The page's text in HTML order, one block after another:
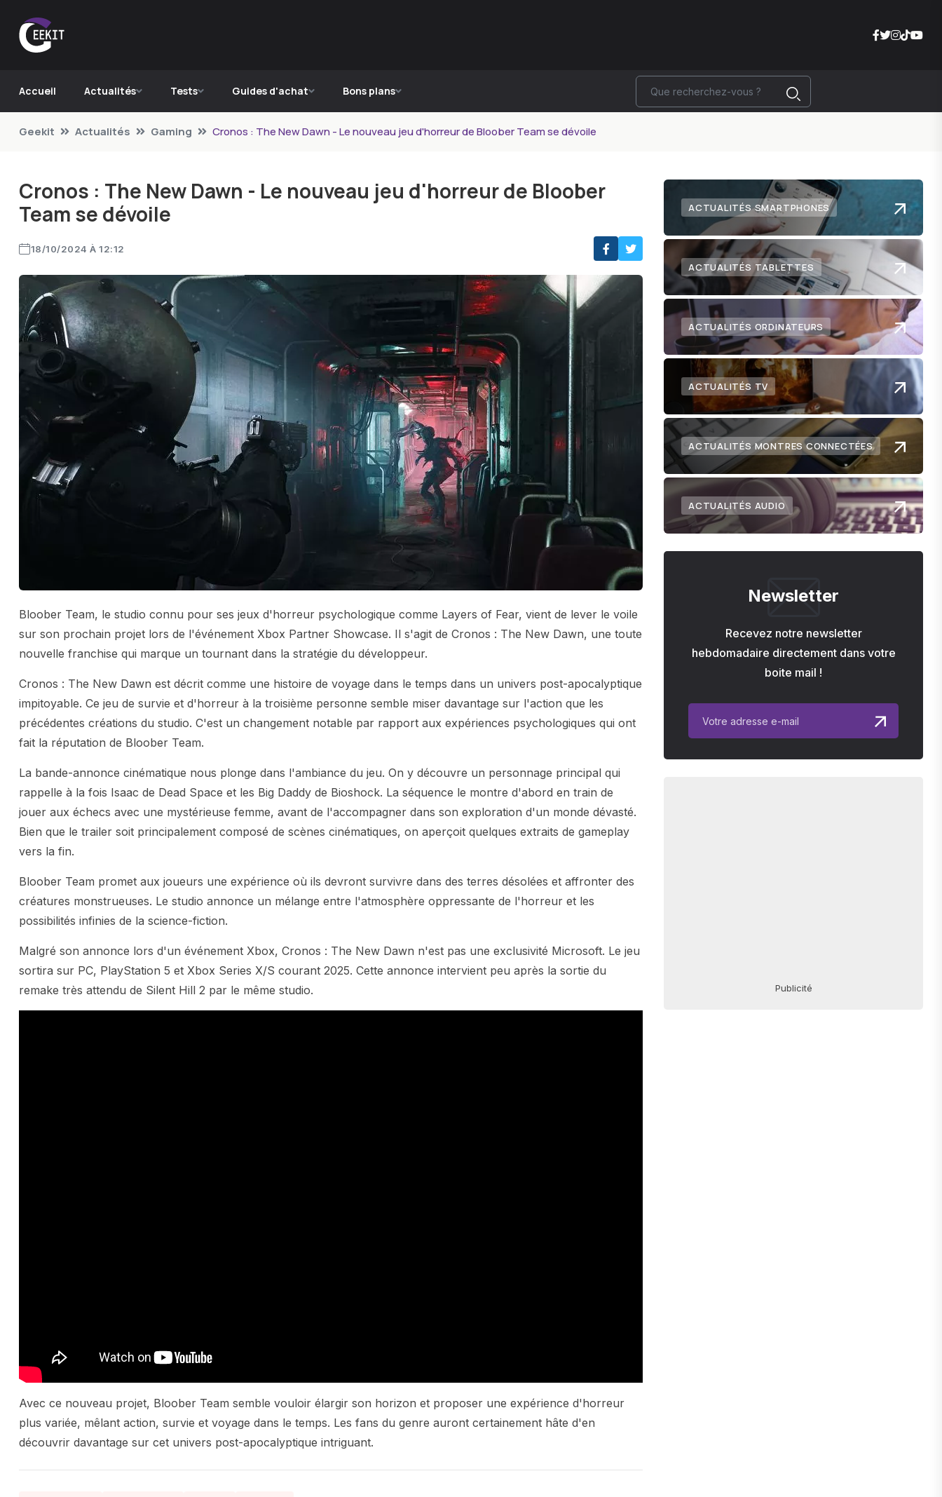
Accueil Actualités Tests Guides d'achat Bons plans
Geekit Actualités Gaming Cronos : The New Dawn - Le nouveau jeu d'horreur de Bloober Team se dévoile
Cronos : The New Dawn - Le nouveau jeu d'horreur de Bloober
Team se dévoile
18/10/2024 À 12:12
Bloober Team, le studio connu pour ses jeux d'horreur psychologique comme Layers of Fear, vient de lever le voile
sur son prochain projet lors de l'événement Xbox Partner Showcase. Il s'agit de Cronos : The New Dawn, une toute
nouvelle franchise qui marque un tournant dans la stratégie du développeur.
Cronos : The New Dawn est décrit comme une histoire de voyage dans le temps dans un univers post-apocalyptique
impitoyable. Ce jeu de survie et d'horreur à la troisième personne semble miser davantage sur l'action que les
précédentes créations du studio. C'est un changement notable par rapport aux expériences psychologiques qui ont
fait la réputation de Bloober Team.
La bande-annonce cinématique nous plonge dans l'ambiance du jeu. On y découvre un personnage principal qui
rappelle à la fois Isaac de Dead Space et les Big Daddy de Bioshock. La séquence le montre d'abord en train de
jouer aux échecs avec une mystérieuse femme, avant de l'accompagner dans son exploration d'un monde dévasté.
Bien que le trailer soit principalement composé de scènes cinématiques, on aperçoit quelques extraits de gameplay
vers la fin.
Bloober Team promet aux joueurs une expérience où ils devront survivre dans des terres désolées et affronter des
créatures monstrueuses. Le studio annonce un mélange entre l'atmosphère oppressante de l'horreur et les
possibilités infinies de la science-fiction.
Malgré son annonce lors d'un événement Xbox, Cronos : The New Dawn n'est pas une exclusivité Microsoft. Le jeu
sortira sur PC, PlayStation 5 et Xbox Series X/S courant 2025. Cette annonce intervient peu après la sortie du
remake très attendu de Silent Hill 2 par le même studio.
Avec ce nouveau projet, Bloober Team semble vouloir élargir son horizon et proposer une expérience d'horreur
plus variée, mêlant action, survie et voyage dans le temps. Les fans du genre auront certainement hâte d'en
découvrir davantage sur cet univers post-apocalyptique intriguant.
ACTUALITÉS SMARTPHONES
ACTUALITÉS TABLETTES
ACTUALITÉS ORDINATEURS
ACTUALITÉS TV
ACTUALITÉS MONTRES CONNECTÉES
ACTUALITÉS AUDIO
Newsletter
Recevez notre newsletter
hebdomadaire directement dans votre
boite mail !
Publicité